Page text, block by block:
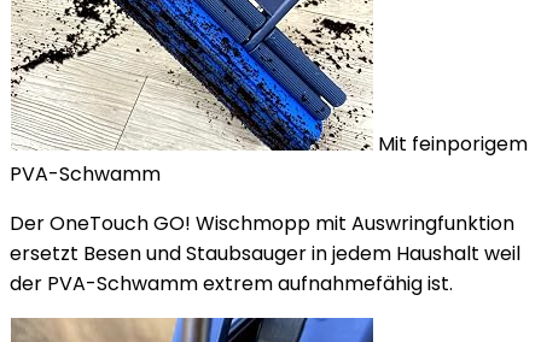
Mit feinporigem
PVA-Schwamm
Der OneTouch GO! Wischmopp mit Auswringfunktion
ersetzt Besen und Staubsauger in jedem Haushalt weil
der PVA-Schwamm extrem aufnahmefähig ist.